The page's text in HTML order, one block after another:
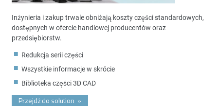
Inżynieria i zakup trwale obniżają koszty części standardowych,
dostępnych w ofercie handlowej producentów oraz
przedsiębiorstw.
Redukcja serii części
Wszystkie informacje w skrócie
Biblioteka części 3D CAD
Przejdż do solution »